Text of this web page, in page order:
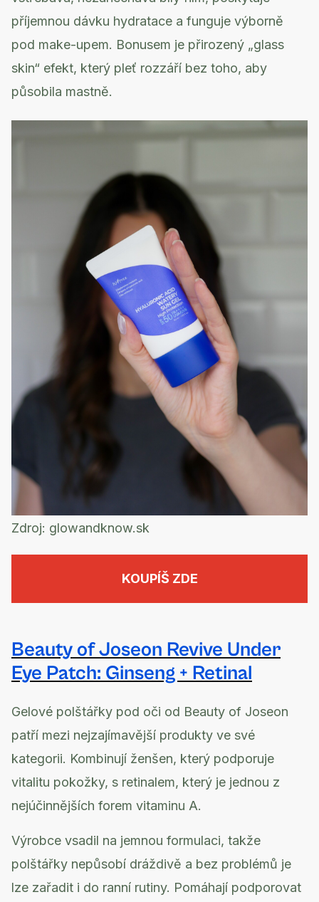
příjemnou dávku hydratace a funguje výborně
pod make-upem. Bonusem je přirozený „glass
skin“ efekt, který pleť rozzáří bez toho, aby
působila mastně.
Zdroj: glowandknow.sk
KOUPÍŠ ZDE
Beauty of Joseon Revive Under
Eye Patch: Ginseng + Retinal
Gelové polštářky pod oči od Beauty of Joseon
patří mezi nejzajímavější produkty ve své
kategorii. Kombinují ženšen, který podporuje
vitalitu pokožky, s retinalem, který je jednou z
nejúčinnějších forem vitaminu A.
Výrobce vsadil na jemnou formulaci, takže
polštářky nepůsobí dráždivě a bez problémů je
lze zařadit i do ranní rutiny. Pomáhají podporovat